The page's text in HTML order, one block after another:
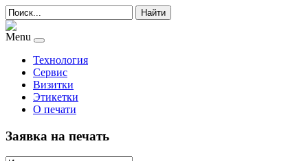
Найти
Menu
Технология
Сервис
Визитки
Этикетки
О печати
Заявка на печать